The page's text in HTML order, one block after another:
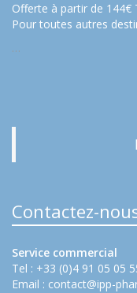
Offerte à partir de 144€
Pour toutes autres
…
Contactez-
Service commercial
Tel : +33 (0)4 91 05 05
Email : contact@ipp-